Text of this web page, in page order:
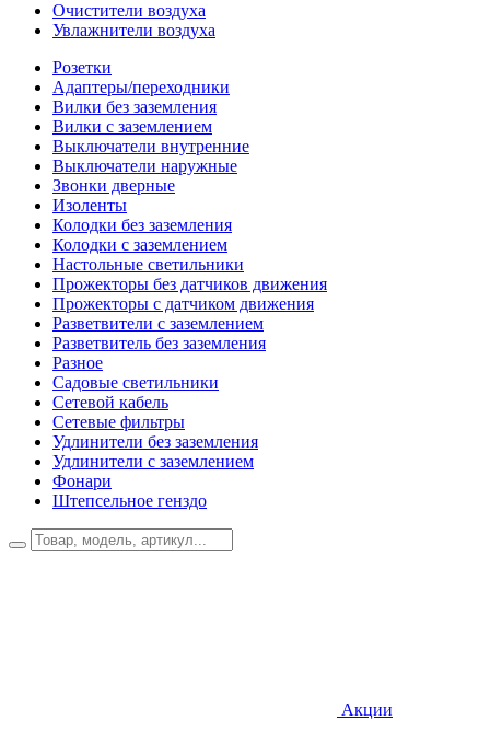
Очистители воздуха
Увлажнители воздуха
Розетки
Адаптеры/переходники
Вилки без заземления
Вилки с заземлением
Выключатели внутренние
Выключатели наружные
Звонки дверные
Изоленты
Колодки без заземления
Колодки с заземлением
Настольные светильники
Прожекторы без датчиков движения
Прожекторы с датчиком движения
Разветвители с заземлением
Разветвитель без заземления
Разное
Садовые светильники
Сетевой кабель
Сетевые фильтры
Удлинители без заземления
Удлинители с заземлением
Фонари
Штепсельное генздо
Акции